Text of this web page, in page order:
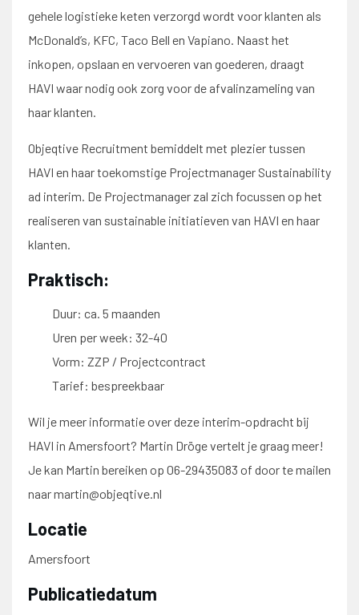
gehele logistieke keten verzorgd wordt voor klanten als
McDonald’s, KFC, Taco Bell en Vapiano. Naast het
inkopen, opslaan en vervoeren van goederen, draagt
HAVI waar nodig ook zorg voor de afvalinzameling van
haar klanten.
Objeqtive Recruitment bemiddelt met plezier tussen
HAVI en haar toekomstige Projectmanager Sustainability
ad interim. De Projectmanager zal zich focussen op het
realiseren van sustainable initiatieven van HAVI en haar
klanten.
Praktisch:
Duur: ca. 5 maanden
Uren per week: 32-40
Vorm: ZZP / Projectcontract
Tarief: bespreekbaar
Wil je meer informatie over deze interim-opdracht bij
HAVI in Amersfoort? Martin Dröge vertelt je graag meer!
Je kan Martin bereiken op 06-29435083 of door te mailen
naar martin@objeqtive.nl
Locatie
Amersfoort
Publicatiedatum